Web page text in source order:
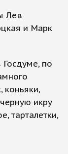
Лев
и Марк
по
коньяки,
икру
тарталетки,